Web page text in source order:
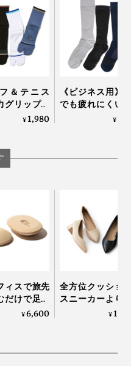
＆テニス
グリップで
踏み込める
¥1,980
《ビジネス用》
でも疲れにくい
り落ちにくい「
¥
ィスで旅先
だけで足か
なれる「足
¥6,600
全方位クッショ
スニーカーより
かな「コンフォ
¥